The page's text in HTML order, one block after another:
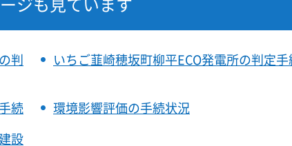
判
いちご韮崎穂坂町柳平ECO発電所の判定
続
環境影響評価の手続状況
設